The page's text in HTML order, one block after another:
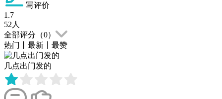
写评价
1.7
52 人
全部评分（0）
热门
最新 最赞
几点出门发的